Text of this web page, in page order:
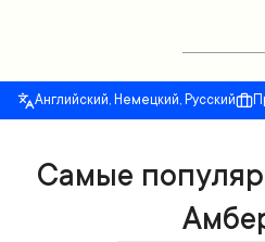
Английский, Немецкий, Русский
Самые